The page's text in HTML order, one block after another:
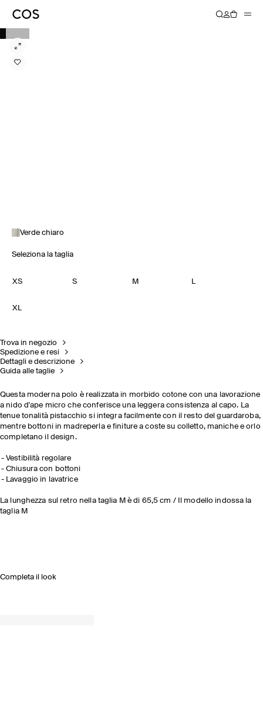
Verde chiaro
Seleziona la taglia
XS S M L
XL
Trova in negozio
Spedizione e resi
Dettagli e descrizione
Guida alle taglie
Questa moderna polo è realizzata in morbido cotone con una lavorazione
a nido d'ape micro che conferisce una leggera consistenza al capo. La
tenue tonalità pistacchio si integra facilmente con il resto del guardaroba,
mentre bottoni in madreperla e finiture a coste su colletto, maniche e orlo
completano il design.
Vestibilità regolare
Chiusura con bottoni
Lavaggio in lavatrice
La lunghezza sul retro nella taglia M è di 65,5 cm / Il modello indossa la
taglia M
Completa il look